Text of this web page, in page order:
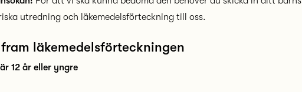
utredning och läkemedelsförteckning till oss.
läkemedelsförteckningen
12 år eller yngre